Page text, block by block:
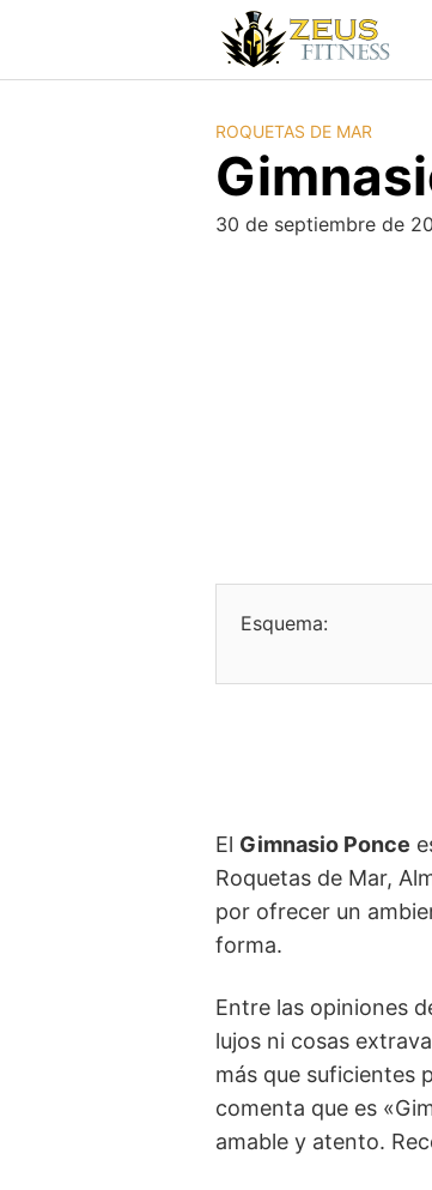
ROQUETAS DE MAR
30 de septiembre de
Esquema:
El Gimnasio Ponce
Roquetas de Mar,
por ofrecer un
forma.
Entre las opiniones
lujos ni cosas
más que suficientes
comenta que es
amable y atento.